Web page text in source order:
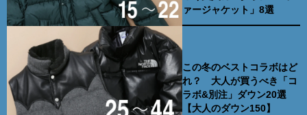
ァージャケット」8選
この冬のベストコラボはど
れ？ 大人が買うべき「コ
ラボ&別注」ダウン20選
【大人のダウン150】